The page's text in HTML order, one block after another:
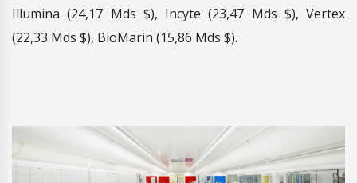
Illumina (24,17 Mds $), Incyte (23,47 Mds $), Vertex
(22,33 Mds $), BioMarin (15,86 Mds $).